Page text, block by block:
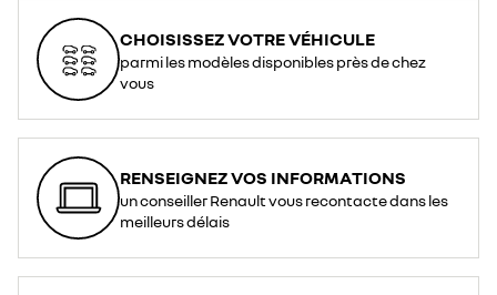
CHOISISSEZ VOTRE VÉHICULE
parmi les modèles disponibles près de chez
vous
RENSEIGNEZ VOS INFORMATIONS
un conseiller Renault vous recontacte dans les
meilleurs délais